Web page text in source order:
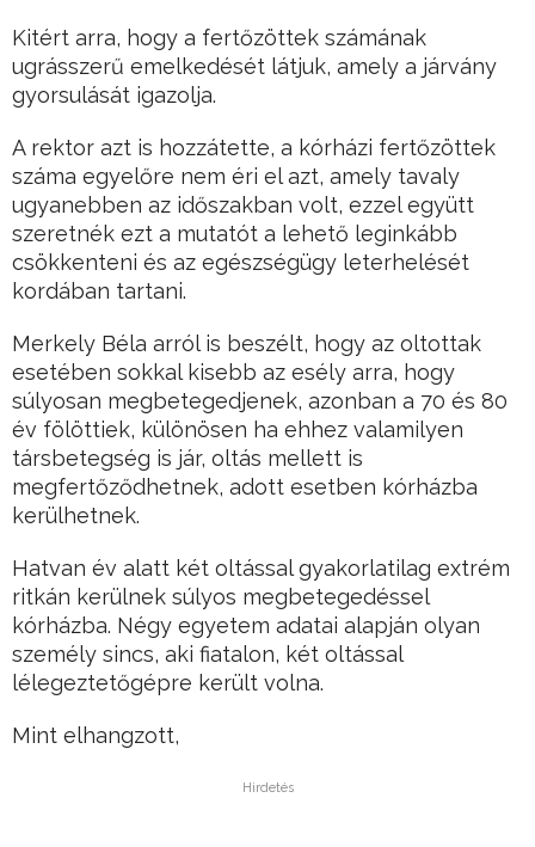
Kitért arra, hogy a fertőzöttek számának
ugrásszerű emelkedését látjuk, amely a járvány
gyorsulását igazolja.
A rektor azt is hozzátette, a kórházi fertőzöttek
száma egyelőre nem éri el azt, amely tavaly
ugyanebben az időszakban volt, ezzel együtt
szeretnék ezt a mutatót a lehető leginkább
csökkenteni és az egészségügy leterhelését
kordában tartani.
Merkely Béla arról is beszélt, hogy az oltottak
esetében sokkal kisebb az esély arra, hogy
súlyosan megbetegedjenek, azonban a 70 és 80
év fölöttiek, különösen ha ehhez valamilyen
társbetegség is jár, oltás mellett is
megfertőződhetnek, adott esetben kórházba
kerülhetnek.
Hatvan év alatt két oltással gyakorlatilag extrém
ritkán kerülnek súlyos megbetegedéssel
kórházba. Négy egyetem adatai alapján olyan
személy sincs, aki fiatalon, két oltással
lélegeztetőgépre került volna.
Mint elhangzott,
Hirdetés